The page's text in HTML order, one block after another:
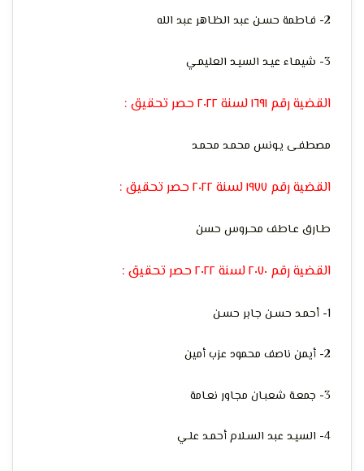
التعبير
وحقوق
2- فـاطمة حسـن عبد الظـاهر عبد الله
3- شيمـاء عيـد السيـد العليمـي
القضية رقم ١٦٩١ لسنة ٢٠٢٢ حصر تحقيق :
مصطفـى يـونس محمـد محمـد
القضية رقم ١٩٧٧ لسنة ٢٠٢٢ حصر تحقيق :
طـارق عـاطف محـروس حسن
القضية رقم ٢٠٧٠ لسنة ٢٠٢٢ حصر تحقيق :
1- أحمـد حسـن جـابر حسـن
2- أيمن ناصف محمود عزب أمين
3- جمعـة شعبـان مجـاور نعـامة
4- السيـد عبد السـلام أحمـد علـي